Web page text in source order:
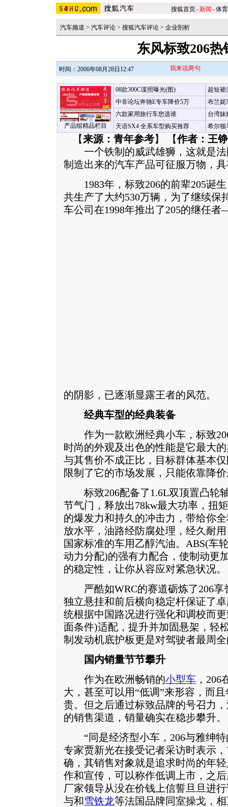
搜狐首页-新闻 -体育
汽车频道 > 汽车评论 > 搜狐汽车评论 > 企业剖析
东风标致206热
时间：2006年08月28日12:47 我来说两句
产品组精品栏目
08款300C谍照曝光(图)
中非论坛奔驰E专车降价5万
六款家用旅行车您选谁
天语SX4 全系车型购买推荐
超短裙
布兰妮
台湾妹
希尔顿
【来源：青年参考】 【作者：王铮
一个铁制的威武雄狮，这就是法
制造出来的汽车产品可征服万物，
1983年，标致206的前辈205诞生
共生产了大约530万辆，为了继续保
车公司在1998年推出了205的继任
的阴影，已逐渐显露王者的风范。
经典车型的经典装备
作为一款欧洲经典小车，标致
时尚的外观及出色的性能是它最大
与其售价不成正比，目标群体基本
限制了它的市场发展，只能依靠降
标致206配备了1.6L双顶置凸轮
节气门，释放出78kw最大功率，扭
的爆发力和持久的冲击力，带给你
放水平，油路经防腐处理，经久耐
国家标准的车用乙醇汽油。ABS(车
动力分配)的强有力配合，使制动更
的稳定性，让你从容应对紧急状况。
严酷如WRC的赛道砺炼了206享
独立悬挂和前后横向稳定杆保证了
统根据中国路况进行强化和调校而
面条件)适配，提升并加固悬架，轻
制发动机底护板更是对驾驶者最周
国内销量节节攀升
作为在欧洲畅销的小型车 ，
大，甚至可以用“低调”来形容，而
贵。但之后通过标致品牌的号召力
的销售渠道，销量确实在稳步攀升。
“同是经济型小车，206与雅绅特
专家贾新光在接受记者采访时表示
确，其销售对象就是追求时尚的年
作和宣传，可以称作低调上市，之
厂家领导从没在价钱上信誓旦旦进
与和 雪铁龙等法国品牌同室操戈，